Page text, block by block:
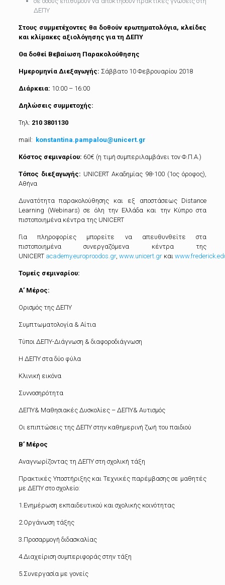
ΔΕΠΥ
Στους συμμετέχοντες θα δοθούν ερωτηματολόγια, κλείδες
και κλίμακες αξιολόγησης για τη ΔΕΠΥ
Θα δοθεί Βεβαίωση Παρακολούθησης
Ημερομηνία Διεξαγωγής: Σάββατο 10 Φεβρουαρίου 2018
Διάρκεια: 10:00 – 16:00
Δηλώσεις συμμετοχής:
Τηλ: 210 3801130
mail: konstantina.pampalou@unicert.gr
Κόστος σεμιναρίου: 60€ (η τιμή συμπεριλαμβάνει τον Φ.Π.Α.)
Τόπος διεξαγωγής: UNICERT Ακαδημίας 98-100 (1ος όροφος),
Αθήνα
Δυνατότητα παρακολούθησης και εξ αποστάσεως Distance
Learning (Webinars) σε όλη την Ελλάδα και την Κύπρο στα
πιστοποιημένα κέντρα της UNICERT
Για πληροφορίες μπορείτε να απευθυνθείτε στα
πιστοποιημένα συνεργαζόμενα κέντρα της
UNICERT academy.europroodos.gr, www.unicert.grκαι
Τομείς σεμιναρίου:
Α’ Μέρος:
Ορισμός της ΔΕΠΥ
Συμπτωματολογία & Αίτια
Τύποι ΔΕΠΥ-Διάγνωση & διαφοροδιάγνωση
Η ΔΕΠΥ στα δύο φύλα
Κλινική εικόνα
Συννοσηρότητα
ΔΕΠΥ& Μαθησιακές Δυσκολίες – ΔΕΠΥ& Αυτισμός
Οι επιπτώσεις της ΔΕΠΥ στην καθημερινή ζωή του παιδιού
Β’ Μέρος
Αναγνωρίζοντας τη ΔΕΠΥ στη σχολική τάξη
Πρακτικές Υποστήριξης και Τεχνικές παρέμβασης σε μαθητές
με ΔΕΠΥ στο σχολείο:
1.Ενημέρωση εκπαιδευτικού και σχολικής κοινότητας
2.Οργάνωση τάξης
3.Προσαρμογή διδασκαλίας
4.Διαχείριση συμπεριφοράς στην τάξη
5.Συνεργασία με γονείς